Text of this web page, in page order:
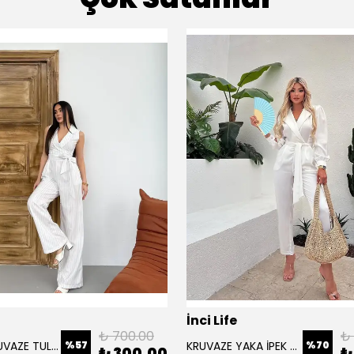
ÇİZGİLİ KRUVAZE TULUM %57 ₺ 700.00
İnci Life
KRUVAZE YAKA İPEK SATEN TULUM %70 ₺